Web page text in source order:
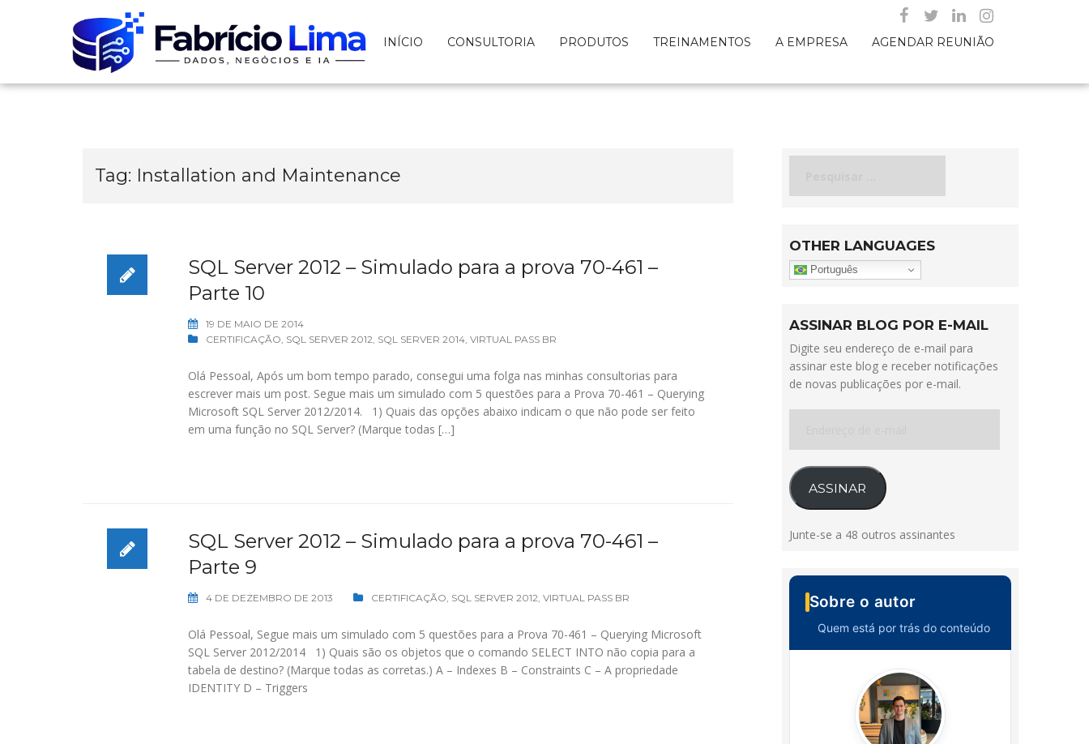
INÍCIO CONSULTORIA PRODUTOS TREINAMENTOS A EMPRESA AGENDAR REUNIÃO
Tag: Installation and Maintenance
SQL Server 2012 – Simulado para a prova 70-461 –
Parte 10
19 DE MAIO DE 2014
CERTIFICAÇÃO, SQL SERVER 2012, SQL SERVER 2014, VIRTUAL PASS BR
Olá Pessoal, Após um bom tempo parado, consegui uma folga nas minhas consultorias para
escrever mais um post. Segue mais um simulado com 5 questões para a Prova 70-461 – Querying
Microsoft SQL Server 2012/2014. 1) Quais das opções abaixo indicam o que não pode ser feito
em uma função no SQL Server? (Marque todas […]
SQL Server 2012 – Simulado para a prova 70-461 –
Parte 9
4 DE DEZEMBRO DE 2013 CERTIFICAÇÃO, SQL SERVER 2012, VIRTUAL PASS BR
Olá Pessoal, Segue mais um simulado com 5 questões para a Prova 70-461 – Querying Microsoft
SQL Server 2012/2014 1) Quais são os objetos que o comando SELECT INTO não copia para a
tabela de destino? (Marque todas as corretas.) A – Indexes B – Constraints C – A propriedade
IDENTITY D – Triggers
OTHER LANGUAGES
Português
ASSINAR BLOG POR E-MAIL
Digite seu endereço de e-mail para
assinar este blog e receber notificações
de novas publicações por e-mail.
e-
mail
ASSINAR
Junte-se a 48 outros assinantes
Sobre o autor
Quem está por trás do conteúdo